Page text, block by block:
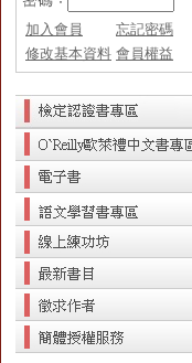
加入會員
忘記密碼
修改基本資料 會員權益